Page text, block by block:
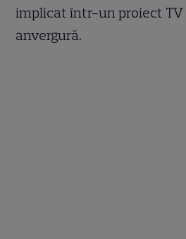
implicat într-un proiect TV
anvergură.